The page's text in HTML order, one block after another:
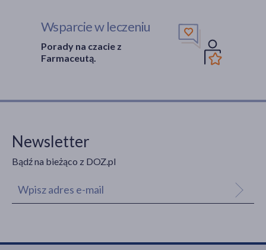
Wsparcie w leczeniu
Porady na czacie z
Farmaceutą.
Newsletter
Bądź na bieżąco z DOZ.pl